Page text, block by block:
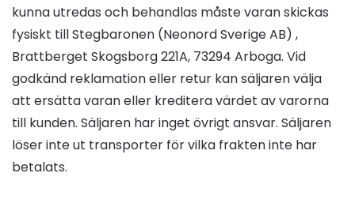
kunna utredas och behandlas måste varan skickas
fysiskt till Stegbaronen (Neonord Sverige AB) ,
Brattberget Skogsborg 221A, 73294 Arboga. Vid
godkänd reklamation eller retur kan säljaren välja
att ersätta varan eller kreditera värdet av varorna
till kunden. Säljaren har inget övrigt ansvar. Säljaren
löser inte ut transporter för vilka frakten inte har
betalats.